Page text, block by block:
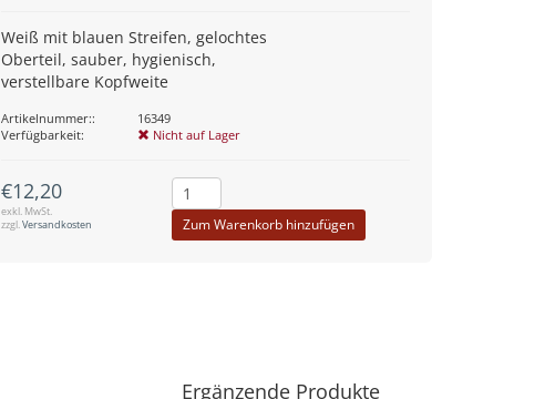
Weiß mit blauen Streifen, gelochtes
Oberteil, sauber, hygienisch,
verstellbare Kopfweite
Artikelnummer::
16349
Verfügbarkeit:
Nicht auf Lager
€12,20
exkl. MwSt.
zzgl.Versandkosten Zum Warenkorb hinzufügen
Ergänzende Produkte